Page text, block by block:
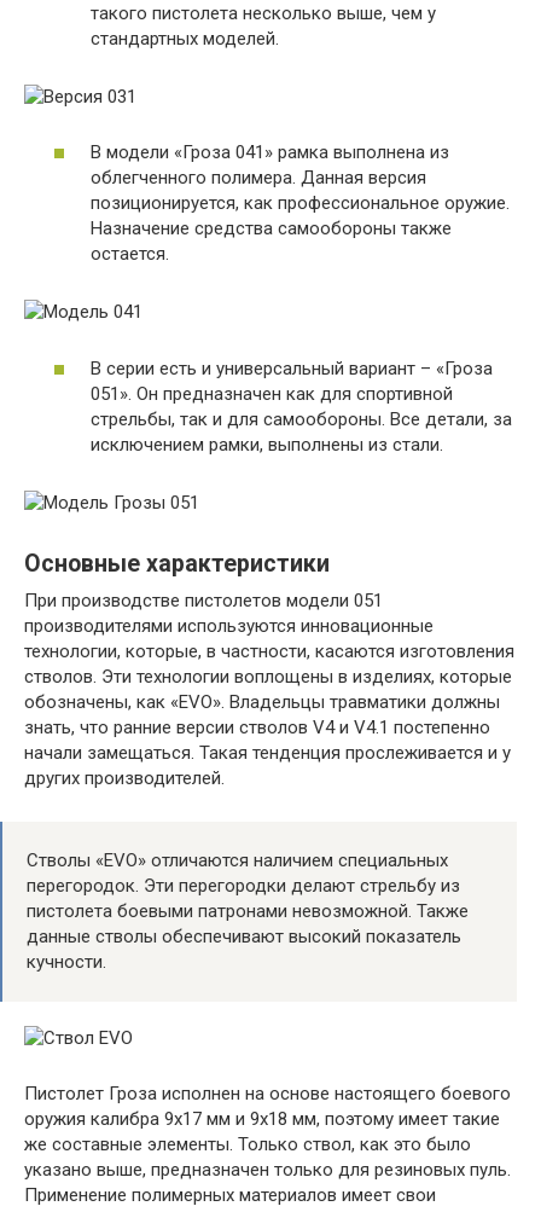
такого пистолета несколько выше, чем у
стандартных моделей.
В модели «Гроза 041» рамка выполнена из
облегченного полимера. Данная версия
позиционируется, как профессиональное оружие.
Назначение средства самообороны также
остается.
В серии есть и универсальный вариант – «Гроза
051». Он предназначен как для спортивной
стрельбы, так и для самообороны. Все детали, за
исключением рамки, выполнены из стали.
Основные характеристики
При производстве пистолетов модели 051
производителями используются инновационные
технологии, которые, в частности, касаются изготовления
стволов. Эти технологии воплощены в изделиях, которые
обозначены, как «EVO». Владельцы травматики должны
знать, что ранние версии стволов V4 и V4.1 постепенно
начали замещаться. Такая тенденция прослеживается и у
других производителей.
Стволы «EVO» отличаются наличием специальных
перегородок. Эти перегородки делают стрельбу из
пистолета боевыми патронами невозможной. Также
данные стволы обеспечивают высокий показатель
кучности.
Пистолет Гроза исполнен на основе настоящего боевого
оружия калибра 9х17 мм и 9х18 мм, поэтому имеет такие
же составные элементы. Только ствол, как это было
указано выше, предназначен только для резиновых пуль.
Применение полимерных материалов имеет свои